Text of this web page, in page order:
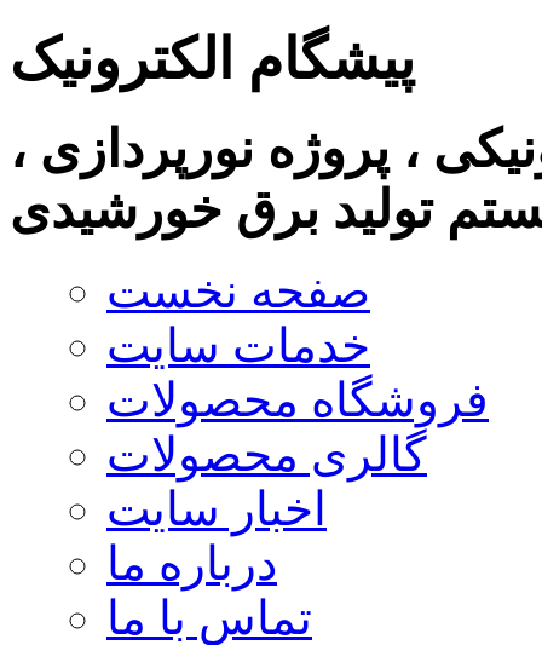
پیشگام الکترونیک
، پروژه نورپردازی ،
تولید برق خورشیدی
صفحه نخست
خدمات سایت
فروشگاه محصولات
گالری محصولات
اخبار سایت
درباره ما
تماس با ما